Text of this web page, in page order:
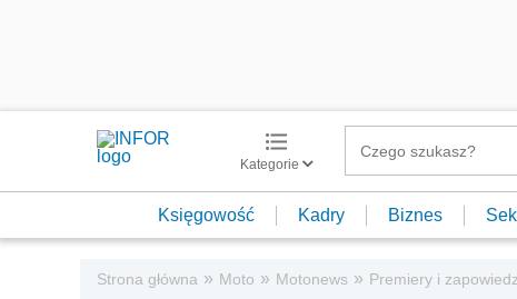
Kategorie
Księgowość Kadry Biznes
Strona główna » Moto » Motonews » Premiery i